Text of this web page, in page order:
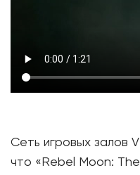
Сеть игровых залов
что «Rebel Moon: